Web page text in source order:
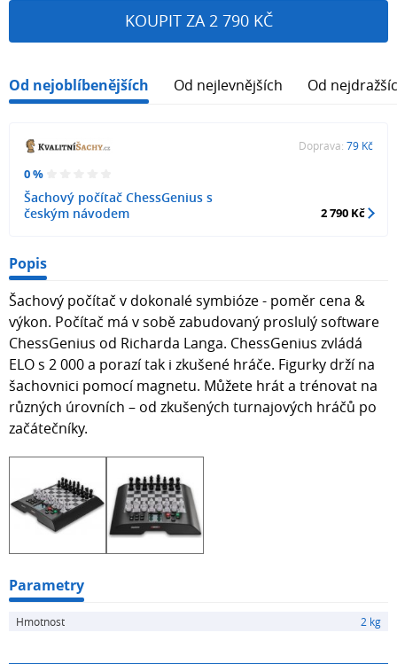
KOUPIT ZA 2 790 KČ
Od nejoblíbenějších Od nejlevnějších Od
0 %
Šachový počítač ChessGenius s
českým návodem
Doprava: 79 Kč
2 790 Kč
Popis
Šachový počítač v dokonalé symbióze - poměr cena &
výkon. Počítač má v sobě zabudovaný proslulý software
ChessGenius od Richarda Langa. ChessGenius zvládá
ELO s 2 000 a porazí tak i zkušené hráče. Figurky drží na
šachovnici pomocí magnetu. Můžete hrát a trénovat na
různých úrovních – od zkušených turnajových hráčů po
začátečníky.
Parametry
Hmotnost 2 kg